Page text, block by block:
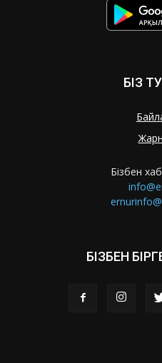
БІЗ
Бізбен
БІЗБЕН